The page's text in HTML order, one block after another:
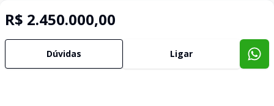
R$ 2.450.000,00
Dúvidas Ligar